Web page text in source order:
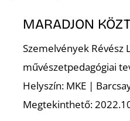
MARADJON
Szemelvények Révész
művészetpedagógiai
Helyszín: MKE |
Megtekinthető: